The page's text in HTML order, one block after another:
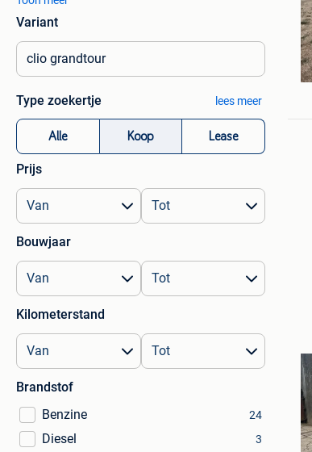
Variant
Type zoekertje lees meer
Alle Koop Lease
Prijs
Bouwjaar
Kilometerstand
Brandstof
Benzine
24
Diesel 3